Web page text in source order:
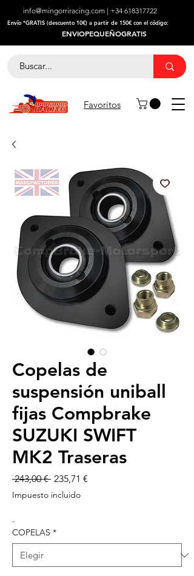
info@mingorriracing.com | +34 618317722
​Envío *GRATIS (descuento 10€) a partir de 150€ con el código:
ENVIOPEQUEÑOGRATIS
Favoritos
Copelas de
suspensión uniball
fijas Compbrake
SUZUKI SWIFT
MK2 Traseras
243,00 € Precio
235,71 €
Impuesto incluido
-
COPELAS *